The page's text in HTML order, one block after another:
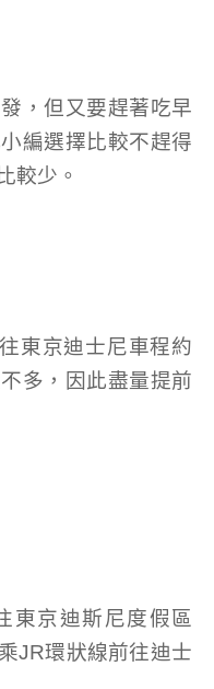
，但又要趕著吃早
編選擇比較不趕得
較少。
東京迪士尼車程約
多，因此盡量提前
東京迪斯尼度假區
JR環狀線前往迪士